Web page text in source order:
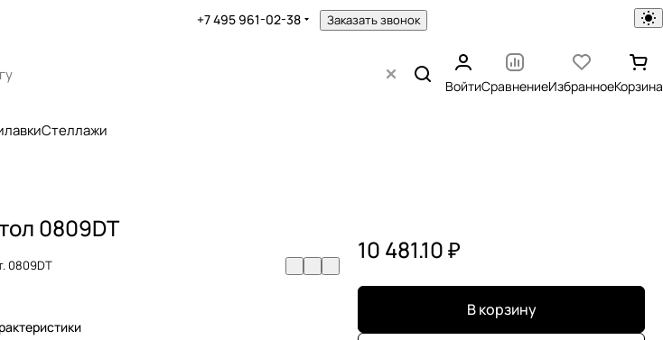
+7 495 961-02-38 Заказать звонок
ВойтиСравнениеИзбранноеКорзина
Стеллажи
0809DT
0809DT
10 481.10 ₽
В корзину